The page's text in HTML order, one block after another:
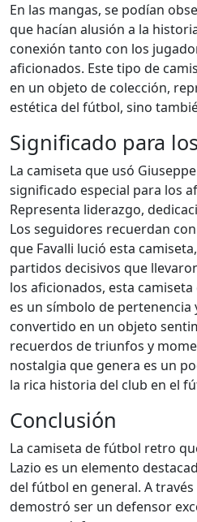
En las mangas, se podían
que hacían alusión a la
conexión tanto con los
aficionados. Este tipo de
en un objeto de colección,
estética del fútbol, sino
Significado para
La camiseta que usó
significado especial para los
Representa liderazgo,
Los seguidores recuerdan
que Favalli lució esta
partidos decisivos que
los aficionados, esta
es un símbolo de pertenencia
convertido en un objeto
recuerdos de triunfos y
nostalgia que genera es un
la rica historia del club en el
Conclusión
La camiseta de fútbol retro
Lazio es un elemento
del fútbol en general. A través
demostró ser un defensor